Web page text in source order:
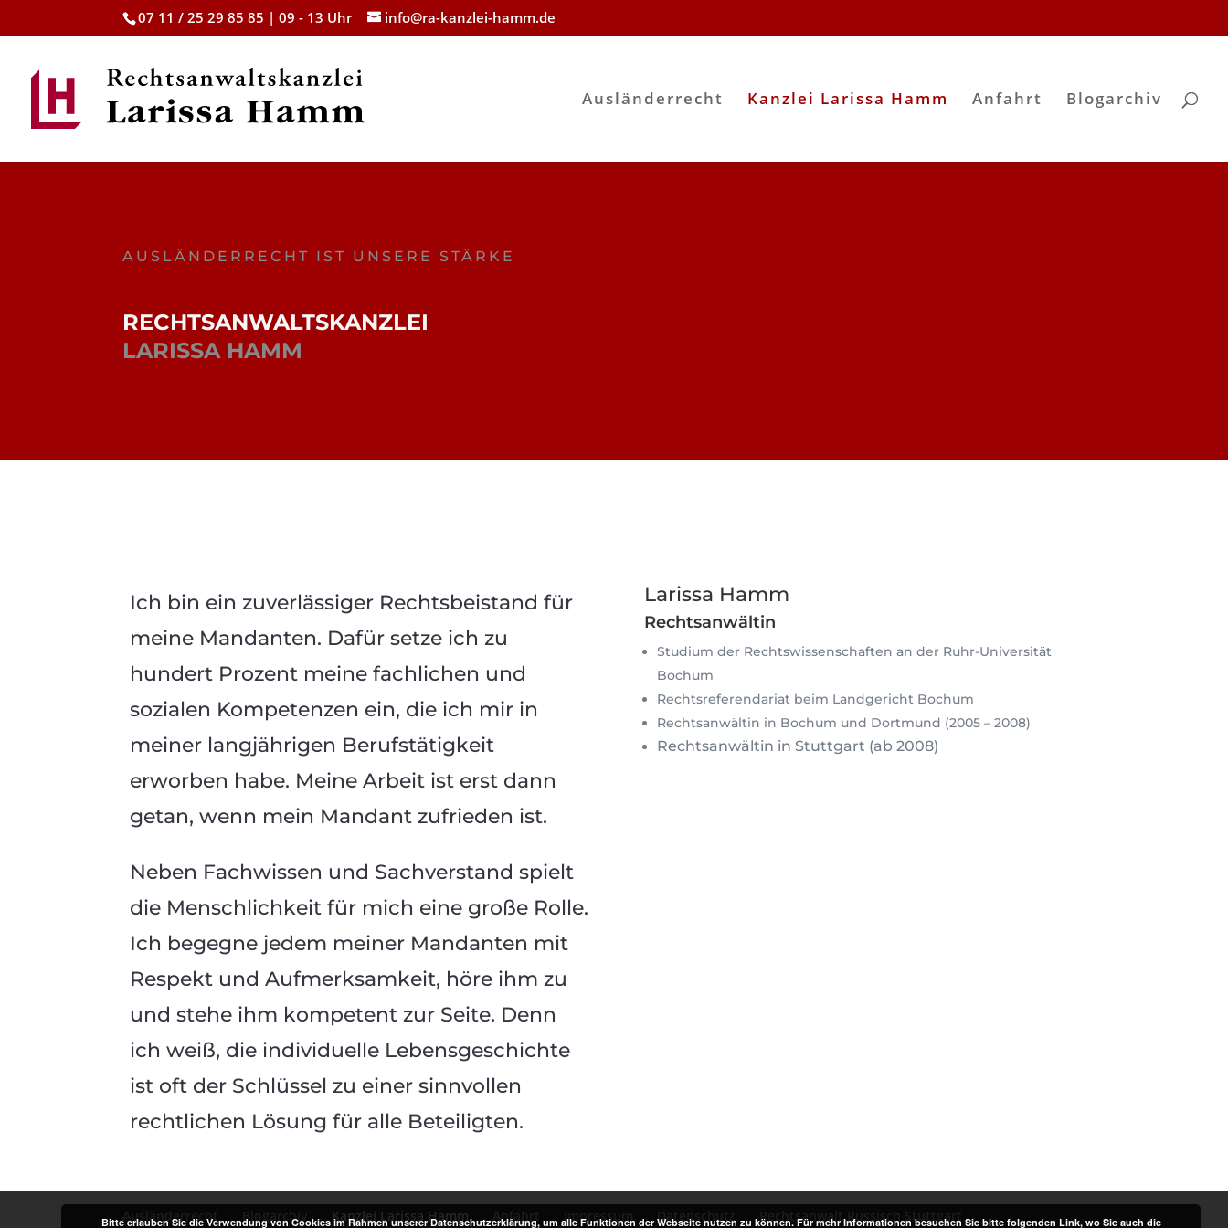
07 11 / 25 29 85 85 | 09 - 13 Uhr info@ra-kanzlei-hamm.de
Ausländerrecht Kanzlei Larissa Hamm Anfahrt Blogarchiv
AUSLÄNDERRECHT IST UNSERE STÄRKE
RECHTSANWALTSKANZLEI
LARISSA HAMM
Ich bin ein zuverlässiger Rechtsbeistand für
meine Mandanten. Dafür setze ich zu
hundert Prozent meine fachlichen und
sozialen Kompetenzen ein, die ich mir in
meiner langjährigen Berufstätigkeit
erworben habe. Meine Arbeit ist erst dann
getan, wenn mein Mandant zufrieden ist.
Neben Fachwissen und Sachverstand spielt
die Menschlichkeit für mich eine große Rolle.
Ich begegne jedem meiner Mandanten mit
Respekt und Aufmerksamkeit, höre ihm zu
und stehe ihm kompetent zur Seite. Denn
ich weiß, die individuelle Lebensgeschichte
ist oft der Schlüssel zu einer sinnvollen
rechtlichen Lösung für alle Beteiligten.
Larissa Hamm
Rechtsanwältin
Studium der Rechtswissenschaften an der Ruhr-Universität
Bochum
Rechtsreferendariat beim Landgericht Bochum
Rechtsanwältin in Bochum und Dortmund (2005 – 2008)
Rechtsanwältin in Stuttgart (ab 2008)
Ausländerrecht Blogarchiv Kanzlei Larissa Hamm Anfahrt Impressum Datenschutz Rechtsanwalt Russisch Stuttgart
Bitte erlauben Sie die Verwendung von Cookies im Rahmen unserer Datenschutzerklärung, um alle Funktionen der Webseite nutzen zu können. Für mehr Informationen besuchen Sie bitte folgenden Link, wo Sie auch die